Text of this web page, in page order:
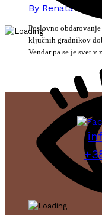
By Renata Novak
Poslovno
ključnih gradnikov
Vendar pa se je svet